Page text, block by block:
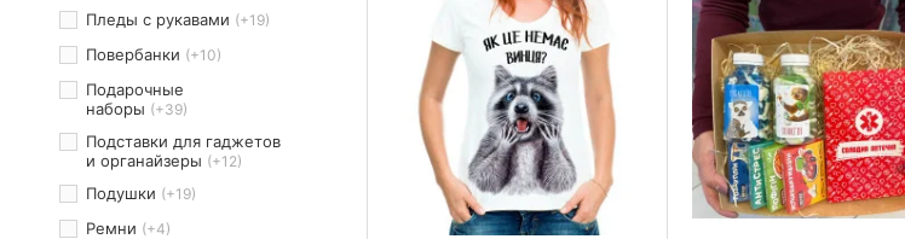
Пледы с рукавами (+19)
Повербанки (+10)
Подарочные
наборы (+39)
Подставки для гаджетов
и органайзеры (+12)
Подушки (+19)
Ремни (+4)